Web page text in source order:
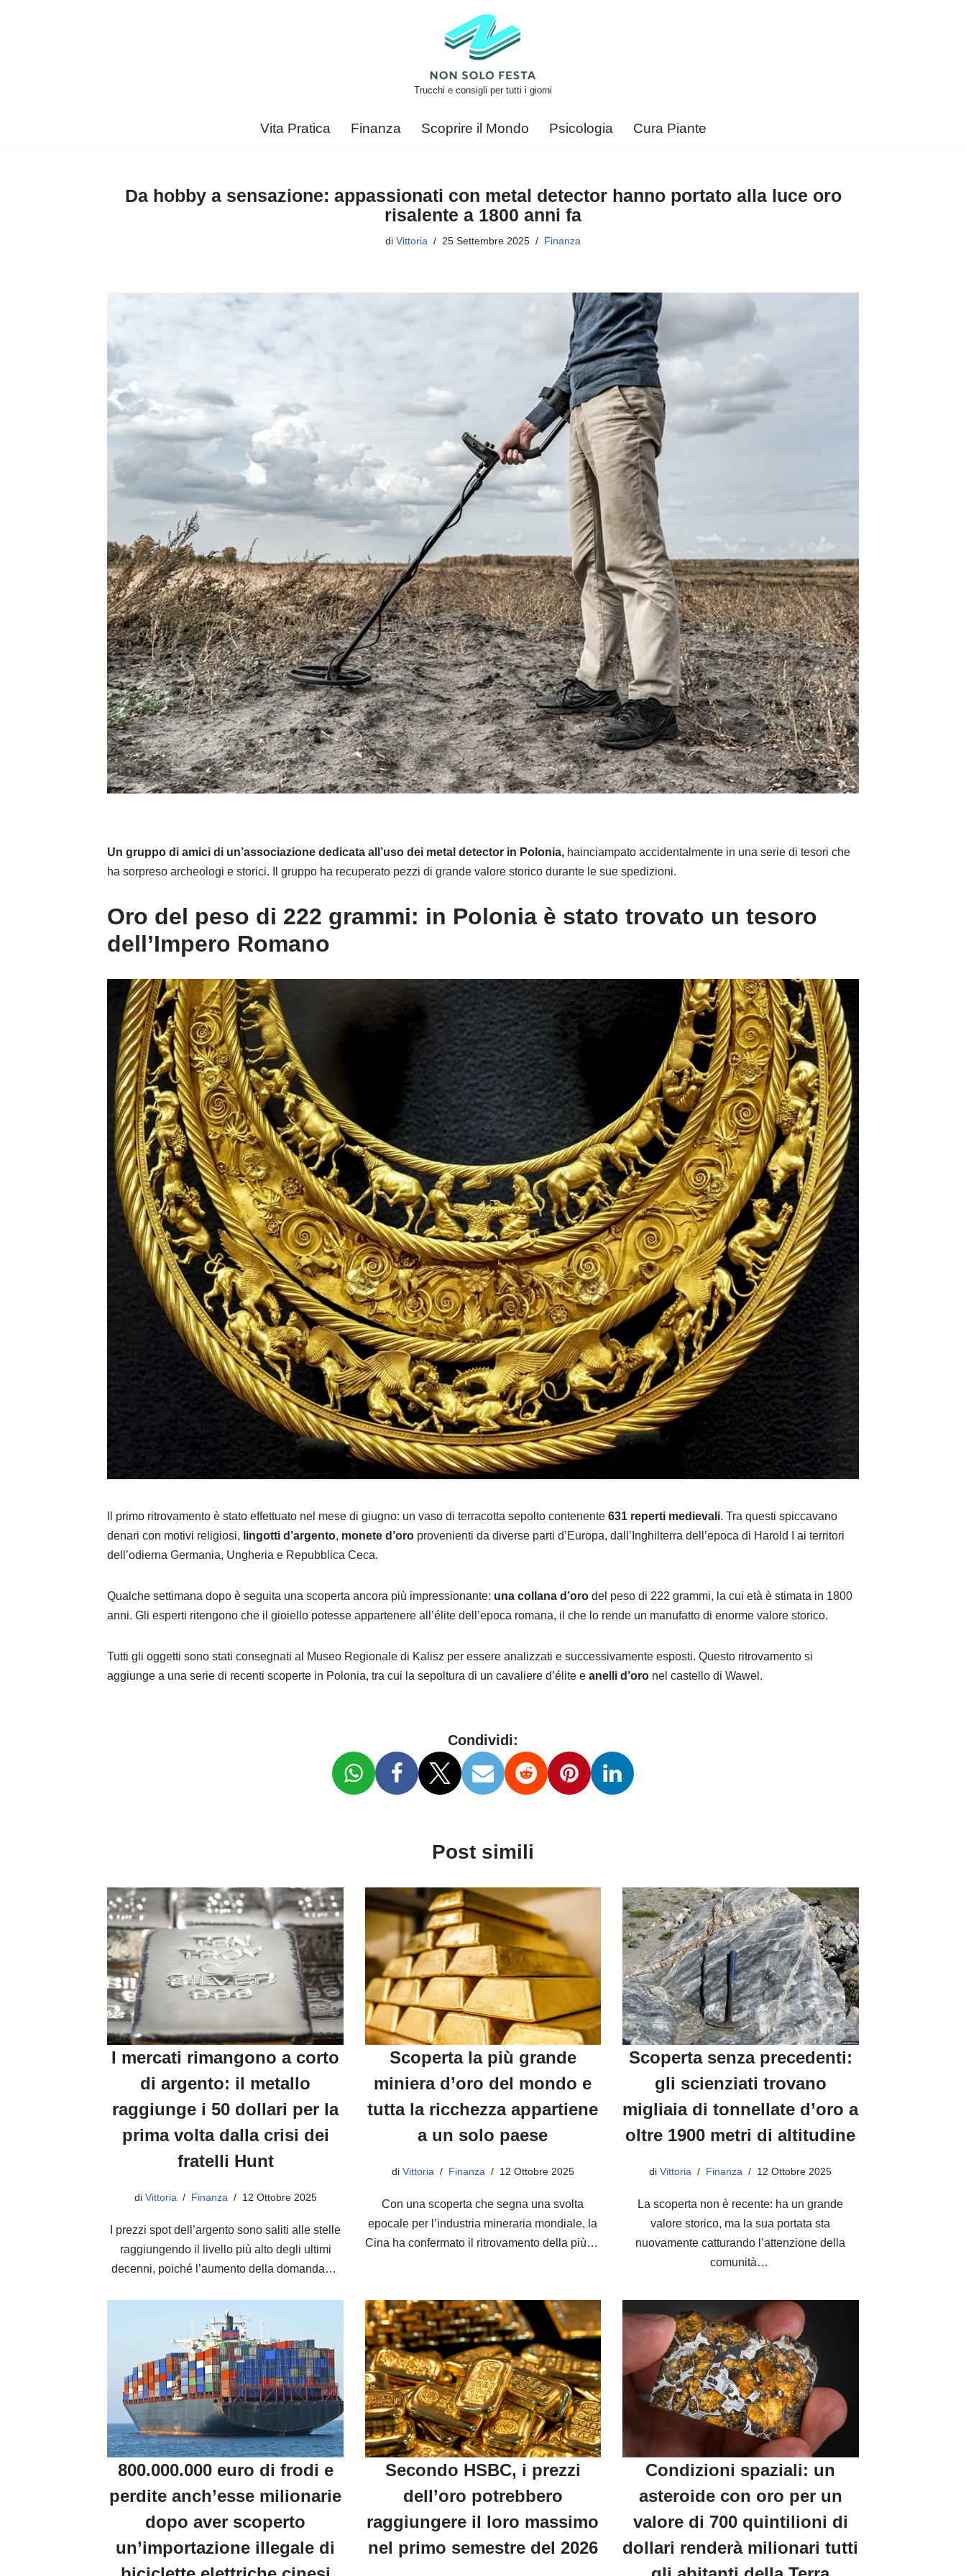
Trucchi e consigli per tutti i giorni
Vita Pratica Finanza Scoprire il Mondo Psicologia Cura Piante
Da hobby a sensazione: appassionati con metal detector hanno portato alla luce oro
risalente a 1800 anni fa
di Vittoria 25 Settembre 2025 Finanza
Un gruppo di amici di un’associazione dedicata all’uso dei metal detector in Polonia, hainciampato accidentalmente in una serie di tesori che
ha sorpreso archeologi e storici. Il gruppo ha recuperato pezzi di grande valore storico durante le sue spedizioni.
Oro del peso di 222 grammi: in Polonia è stato trovato un tesoro
dell’Impero Romano
Il primo ritrovamento è stato effettuato nel mese di giugno: un vaso di terracotta sepolto contenente631 reperti medievali. Tra questi spiccavano
denari con motivi religiosi, lingotti d’argento, monete d’oro provenienti da diverse parti d’Europa, dall’Inghilterra dell’epoca di Harold I ai territori
dell’odierna Germania, Ungheria e Repubblica Ceca.
Qualche settimana dopo è seguita una scoperta ancora più impressionante: una collana d’oro del peso di 222 grammi, la cui età è stimata in 1800
anni. Gli esperti ritengono che il gioiello potesse appartenere all’élite dell’epoca romana, il che lo rende un manufatto di enorme valore storico.
Tutti gli oggetti sono stati consegnati al Museo Regionale di Kalisz per essere analizzati e successivamente esposti. Questo ritrovamento si
aggiunge a una serie di recenti scoperte in Polonia, tra cui la sepoltura di un cavaliere d’élite eanelli d’oro nel castello di Wawel.
Condividi:
Post simili
I mercati rimangono a corto
di argento: il metallo
raggiunge i 50 dollari per la
prima volta dalla crisi dei
fratelli Hunt
di Vittoria Finanza 12 Ottobre 2025
I prezzi spot dell’argento sono saliti alle stelle
raggiungendo il livello più alto degli ultimi
decenni, poiché l’aumento della domanda…
Scoperta la più grande
miniera d’oro del mondo e
tutta la ricchezza appartiene
a un solo paese
di Vittoria Finanza 12 Ottobre 2025
Con una scoperta che segna una svolta
epocale per l’industria mineraria mondiale, la
Cina ha confermato il ritrovamento della più…
Scoperta senza precedenti:
gli scienziati trovano
migliaia di tonnellate d’oro a
oltre 1900 metri di altitudine
diVittoria Finanza 12 Ottobre 2025
La scoperta non è recente: ha un grande
valore storico, ma la sua portata sta
nuovamente catturando l’attenzione della
comunità…
800.000.000 euro di frodi e
perdite anch’esse milionarie
dopo aver scoperto
un’importazione illegale di
Secondo HSBC, i prezzi
dell’oro potrebbero
raggiungere il loro massimo
nel primo semestre del 2026
Condizioni spaziali: un
asteroide con oro per un
valore di 700 quintilioni di
dollari renderà milionari tutti